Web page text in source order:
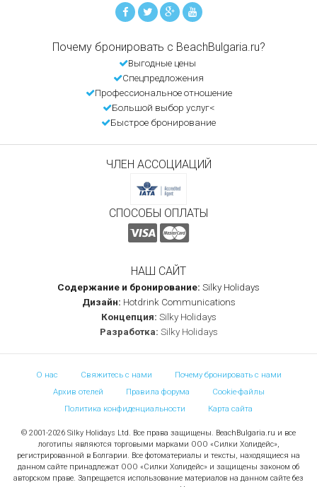
Почему бронировать с BeachBulgaria.ru?
Выгодные цены
Спецпредложения
Профессиональное отношение
Большой выбор услуг<
Быстрое бронирование
ЧЛЕН АССОЦИАЦИЙ
СПОСОБЫ ОПЛАТЫ
НАШ САЙТ
Содержание и бронирование: Silky Holidays
Дизайн: Hotdrink Communications
Концепция: Silky Holidays
Разработка: Silky Holidays
О нас Свяжитесь с нами
Почему бронировать с нами
Архив отелей
Правила форума
Cookie-файлы
Политика конфиденциальности
Карта сайта
© 2001-2026 Silky Holidays Ltd. Все права защищены. BeachBulgaria.ru и все
логотипы являются торговыми марками ООО «Силки Холидейс»,
регистрированной в Болгарии. Все фотоматериалы и тексты, находящиеся на
данном сайте принадлежат ООО «Силки Холидейс» и защищены законом об
авторском праве. Запрещается использование материалов на данном сайте без